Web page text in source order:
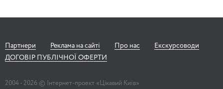
Партнери Реклама на сайті Про нас
Екскурсоводи
ДОГОВІР ПУБЛІЧНОЇ ОФЕРТИ
2004 - 2026 © Інтернет-проект «Цікавий Київ»